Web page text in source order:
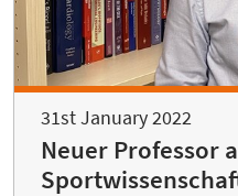
31st January 2022
Neuer Professor